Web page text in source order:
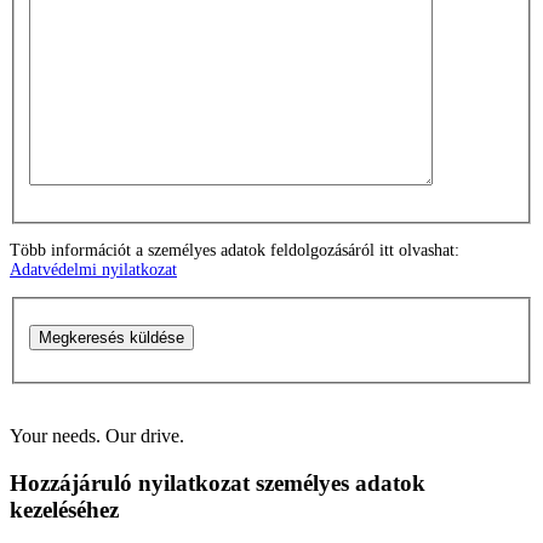
Több információt a személyes adatok feldolgozásáról itt olvashat:
Adatvédelmi nyilatkozat
Megkeresés küldése
Your needs. Our drive.
Hozzájáruló nyilatkozat személyes adatok
kezeléséhez